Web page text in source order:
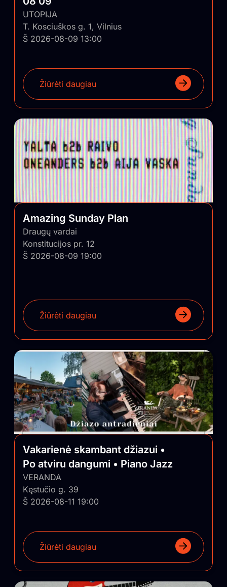
UTOPIJA
T. Kosciuškos g. 1, Vilnius
Š 2026-08-09 13:00
Žiūrėti daugiau
Amazing Sunday Plan
Draugų vardai
Konstitucijos pr. 12
Š 2026-08-09 19:00
Žiūrėti daugiau
Vakarienė skambant džiazui •
Po atviru dangumi • Piano Jazz
VERANDA
Kęstučio g. 39
Š 2026-08-11 19:00
Žiūrėti daugiau